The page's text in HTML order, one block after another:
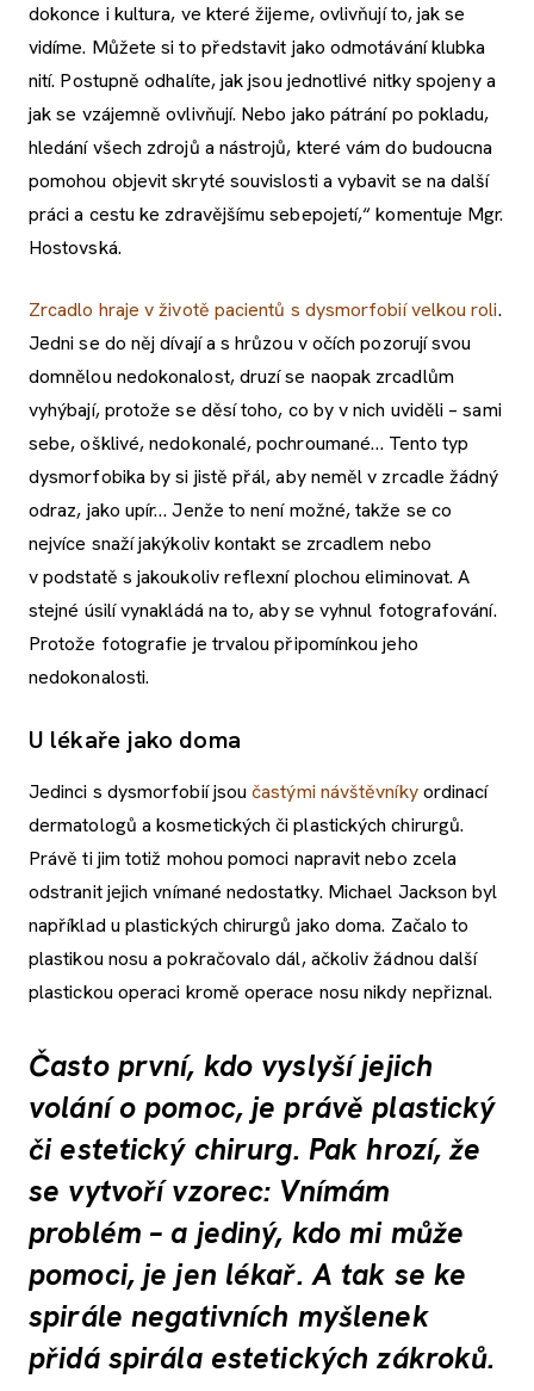
dokonce i kultura, ve které žijeme, ovlivňují to, jak se
vidíme. Můžete si to představit jako odmotávání klubka
nití. Postupně odhalíte, jak jsou jednotlivé nitky spojeny a
jak se vzájemně ovlivňují. Nebo jako pátrání po pokladu,
hledání všech zdrojů a nástrojů, které vám do budoucna
pomohou objevit skryté souvislosti a vybavit se na další
práci a cestu ke zdravějšímu sebepojetí,“ komentuje Mgr.
Hostovská.
Zrcadlo hraje v životě pacientů s dysmorfobií velkou roli.
Jedni se do něj dívají a s hrůzou v očích pozorují svou
domnělou nedokonalost, druzí se naopak zrcadlům
vyhýbají, protože se děsí toho, co by v nich uviděli – sami
sebe, ošklivé, nedokonalé, pochroumané… Tento typ
dysmorfobika by si jistě přál, aby neměl v zrcadle žádný
odraz, jako upír… Jenže to není možné, takže se co
nejvíce snaží jakýkoliv kontakt se zrcadlem nebo
v podstatě s jakoukoliv reflexní plochou eliminovat. A
stejné úsilí vynakládá na to, aby se vyhnul fotografování.
Protože fotografie je trvalou připomínkou jeho
nedokonalosti.
U lékaře jako doma
Jedinci s dysmorfobií jsoučastými návštěvníkyordinací
dermatologů a kosmetických či plastických chirurgů.
Právě ti jim totiž mohou pomoci napravit nebo zcela
odstranit jejich vnímané nedostatky. Michael Jackson byl
například u plastických chirurgů jako doma. Začalo to
plastikou nosu a pokračovalo dál, ačkoliv žádnou další
plastickou operaci kromě operace nosu nikdy nepřiznal.
Často první, kdo vyslyší jejich
volání o pomoc, je právě plastický
či estetický chirurg. Pak hrozí, že
se vytvoří vzorec: Vnímám
problém – a jediný, kdo mi může
pomoci, je jen lékař. A tak se ke
spirále negativních myšlenek
přidá spirála estetických zákroků.